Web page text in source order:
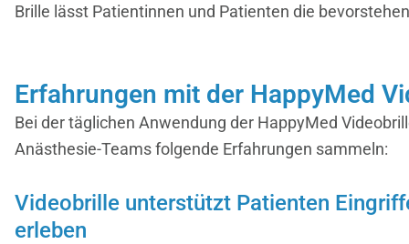
Brille lässt Patientinnen und Patienten die
Erfahrungen mit der HappyMed
Bei der täglichen Anwendung der HappyMed
Anästhesie-Teams folgende Erfahrungen sammeln:
Videobrille unterstützt Patienten
erleben